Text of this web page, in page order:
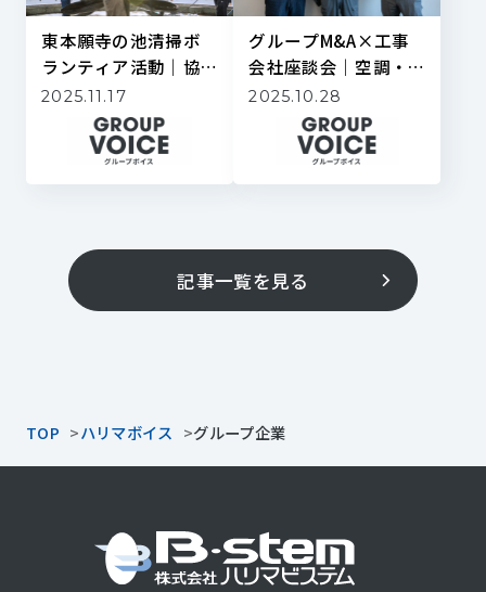
東本願寺の池清掃ボ
ランティア活動｜協
栄ビル管理が守る
「門前の景観」と地
域の環境保全
2025.11.17
グループM&A×工事
会社座談会｜空調・
消防・防災3社が語る
グループ再編のシナ
ジーと挑戦ストーリ
2025.10.28
記事一覧を見る
TOP ハリマボイス グループ企業